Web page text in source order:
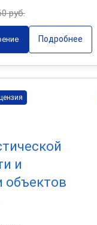
руб.
Подробнее
и
объектов